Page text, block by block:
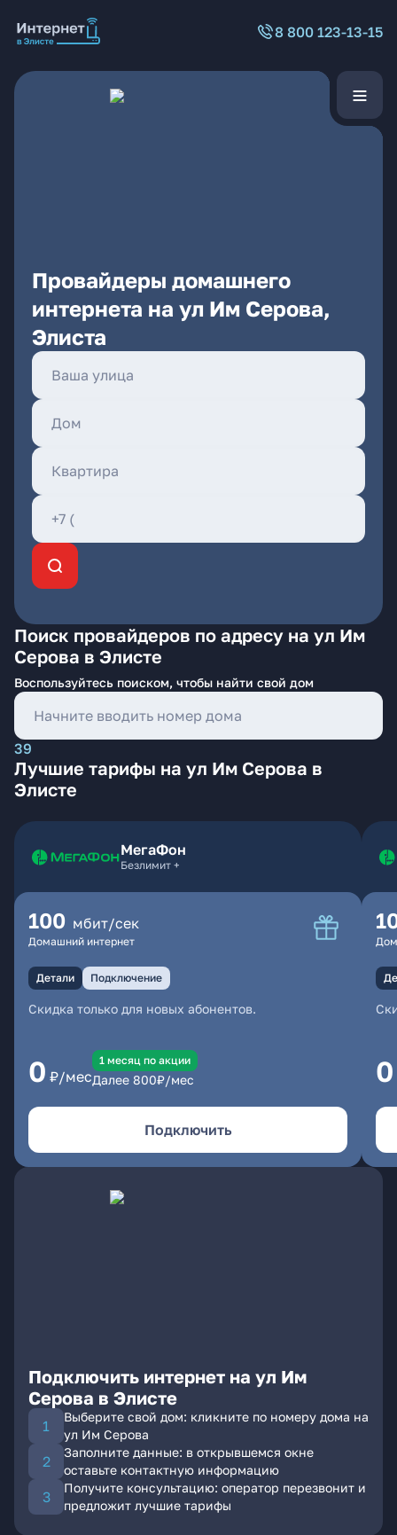
8 800 123-13-15
Провайдеры домашнего
интернета на ул Им Серова,
Элиста
Поиск провайдеров по адресу на ул Им
Серова в Элисте
Воспользуйтесь поиском, чтобы найти свой дом
39
Лучшие тарифы на ул Им Серова в
Элисте
МегаФон
Безлимит +
100 мбит/сек
Домашний интернет
Детали Подключение
Скидка только для новых абонентов.
0 ₽/мес
1 месяц по акции
Далее 800₽/мес
Подключить
0
Подключить интернет на ул Им
Серова в Элисте
Выберите свой дом: кликните по номеру дома на
ул Им Серова
Заполните данные: в открывшемся окне
оставьте контактную информацию
Получите консультацию: оператор перезвонит и
предложит лучшие тарифы